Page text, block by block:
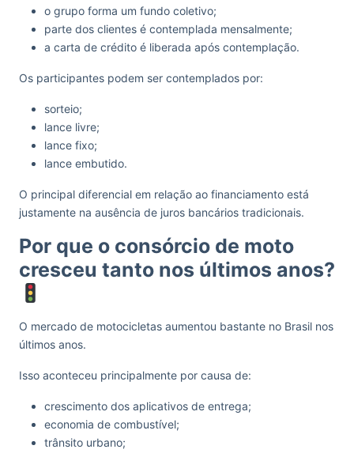
o grupo forma um fundo coletivo;
parte dos clientes é contemplada mensalmente;
a carta de crédito é liberada após contemplação.
Os participantes podem ser contemplados por:
sorteio;
lance livre;
lance fixo;
lance embutido.
O principal diferencial em relação ao financiamento está
justamente na ausência de juros bancários tradicionais.
Por que o consórcio de moto
cresceu tanto nos últimos anos?
O mercado de motocicletas aumentou bastante no Brasil nos
últimos anos.
Isso aconteceu principalmente por causa de:
crescimento dos aplicativos de entrega;
economia de combustível;
trânsito urbano;